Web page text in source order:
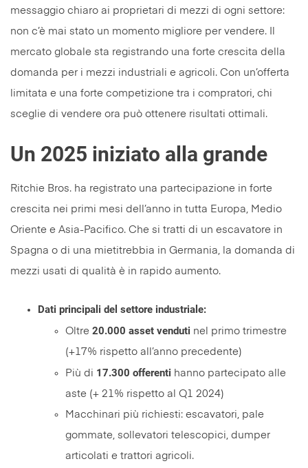
messaggio chiaro ai proprietari di mezzi di ogni settore:
non c’è mai stato un momento migliore per vendere. Il
mercato globale sta registrando una forte crescita della
domanda per i mezzi industriali e agricoli. Con un’offerta
limitata e una forte competizione tra i compratori, chi
sceglie di vendere ora può ottenere risultati ottimali.
Un 2025 iniziato alla grande
Ritchie Bros. ha registrato una partecipazione in forte
crescita nei primi mesi dell’anno in tutta Europa, Medio
Oriente e Asia-Pacifico. Che si tratti di un escavatore in
Spagna o di una mietitrebbia in Germania, la domanda di
mezzi usati di qualità è in rapido aumento.
Dati principali del settore industriale:
Oltre 20.000 asset venduti nel primo trimestre
(+17% rispetto all’anno precedente)
Più di 17.300 offerenti hanno partecipato alle
aste (+ 21% rispetto al Q1 2024)
Macchinari più richiesti: escavatori, pale
gommate, sollevatori telescopici, dumper
articolati e trattori agricoli.